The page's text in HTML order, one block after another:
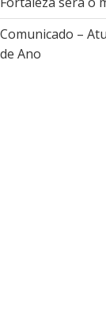
Comunicado –
de Ano